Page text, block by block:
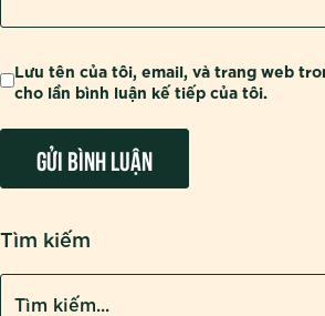
Lưu tên của tôi, email, và trang web
cho lần bình luận kế tiếp của tôi.
Tìm kiếm